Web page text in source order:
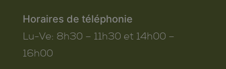
Horaires de téléphonie
Lu-Ve: 8h30 – 11h30 et 14h00 –
16h00